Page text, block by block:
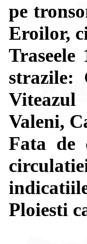
pe
Eroilor,
strazile:
Viteazul
Valeni,
Fata de
Ploiesti